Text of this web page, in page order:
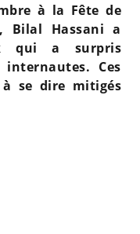
à la Fête de
Bilal Hassani a
qui a surpris
Ces
se dire mitigés